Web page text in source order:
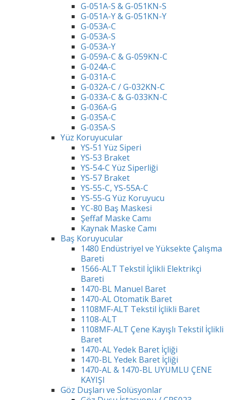
G-051A-S & G-051KN-S
G-051A-Y & G-051KN-Y
G-053A-C
G-053A-S
G-053A-Y
G-059A-C & G-059KN-C
G-024A-C
G-031A-C
G-032A-C / G-032KN-C
G-033A-C & G-033KN-C
G-036A-G
G-035A-C
G-035A-S
Yüz Koruyucular
YS-51 Yüz Siperi
YS-53 Braket
YS-54-C Yüz Siperliği
YS-57 Braket
YS-55-C, YS-55A-C
YS-55-G Yüz Koruyucu
YC-80 Baş Maskesi
Şeffaf Maske Camı
Kaynak Maske Camı
Baş Koruyucular
1480 Endüstriyel ve Yüksekte Çalışma
Bareti
1566-ALT Tekstil İçlikli Elektrikçi
Bareti
1470-BL Manuel Baret
1470-AL Otomatik Baret
1108MF-ALT Tekstil İçlikli Baret
1108-ALT
1108MF-ALT Çene Kayışlı Tekstil İçlikli
Baret
1470-AL Yedek Baret İçliği
1470-BL Yedek Baret İçliği
1470-AL & 1470-BL UYUMLU ÇENE
KAYIŞI
Göz Duşları ve Solüsyonlar